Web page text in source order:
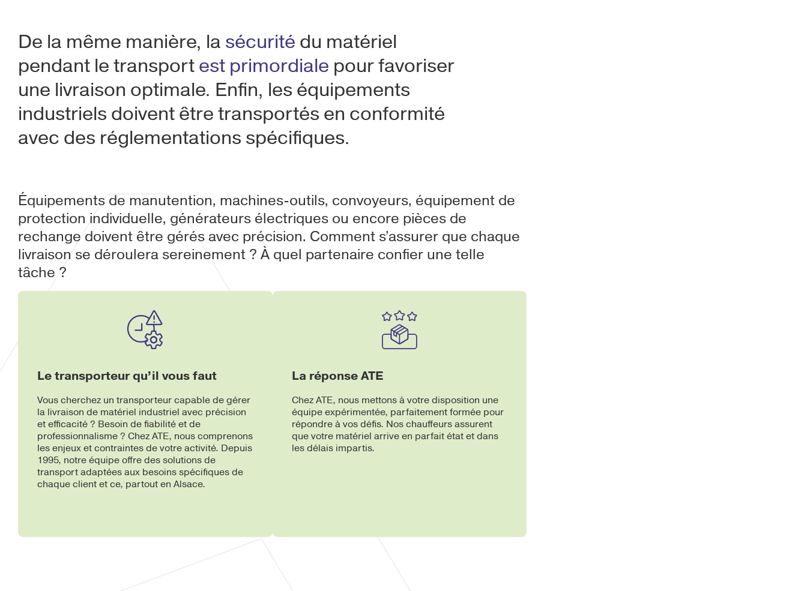
De la même manière, la sécurité du matériel
pendant le transportest primordiale pour favoriser
une livraison optimale. Enfin, les équipements
industriels doivent être transportés en conformité
avec des réglementations spécifiques.
Équipements de manutention, machines-outils, convoyeurs, équipement de
protection individuelle, générateurs électriques ou encore pièces de
rechange doivent être gérés avec précision. Comment s’assurer que chaque
livraison se déroulera sereinement ? À quel partenaire confier une telle
tâche ?
Le transporteur qu’il vous faut
Vous cherchez un transporteur capable de gérer
la livraison de matériel industriel avec précision
et efficacité ? Besoin de fiabilité et de
professionnalisme ? Chez ATE, nous comprenons
les enjeux et contraintes de votre activité. Depuis
1995, notre équipe offre des solutions de
transport adaptées aux besoins spécifiques de
chaque client et ce, partout en Alsace.
La réponse ATE
Chez ATE, nous mettons à votre disposition une
équipe expérimentée, parfaitement formée pour
répondre à vos défis. Nos chauffeurs assurent
que votre matériel arrive en parfait état et dans
les délais impartis.